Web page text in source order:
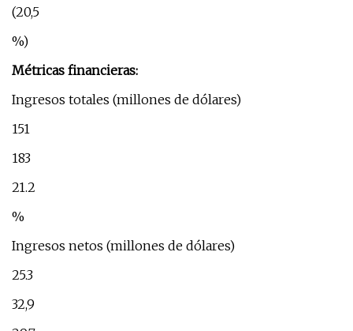
(20,5
%)
Métricas financieras:
Ingresos totales (millones de dólares)
151
183
21.2
%
Ingresos netos (millones de dólares)
25.3
32,9